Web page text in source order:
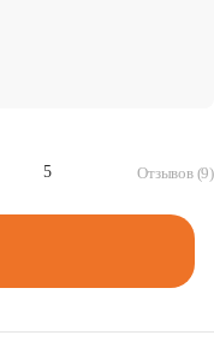
5 Отзывов (9)